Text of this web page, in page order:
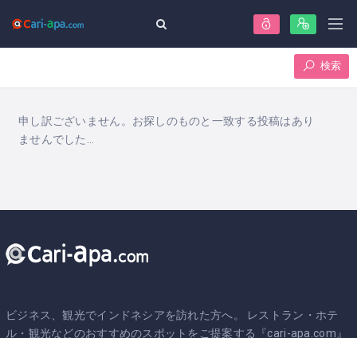
検索
申し訳ございません。お探しのものと一致する投稿はあり
ませんでした...
ビジネス、観光でインドネシアを訪れた方へ。 レストラン・ホテ
ル・観光などのおすすめのスポットをご提案する『cari-apa.com』